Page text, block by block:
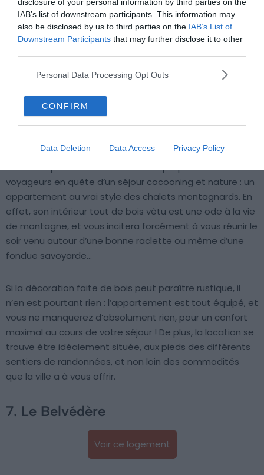
IAB’s list of downstream participants. This information may
also be disclosed by us to third parties on the IAB’s List of
Downstream Participants that may further disclose it to other
Personal Data Processing Opt Outs
CONFIRM
Data Deletion Data Access Privacy Policy
Crédit photo :Airbnb
Budget :€€
Le plus du logement :
voyageurs en quête d’un séjour cocooning et nature : un
appartement au vrai style des chalets montagnards. En
effet, son intérieur tout de bois vêtu est une ode à la vie
de montagne, et vous incitera forcément à vous réunir le
soir venu autour d’une bonne raclette ou même d’une
fondue savoyarde…
Si la décoration faite de bois peut paraître rustique, il
n’en est pourtant rien : l’appartement est tout équipé, et
vous ne manquerez d’absolument rien, pour un confort
maximal au cours de votre séjour ! De plus, la location se
trouve être idéalement située, aux pieds des différents
sentiers de randonnées, et non loin des commodités
que la ville a à vous offrir.
7. Le Belvédère
Voir ce logement